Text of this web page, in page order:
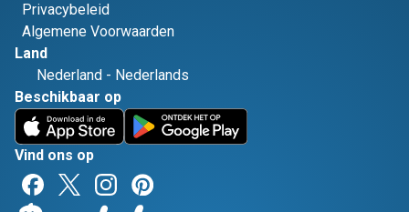
Privacybeleid
Algemene Voorwaarden
Land
Nederland - Nederlands
Beschikbaar op
Vind ons op